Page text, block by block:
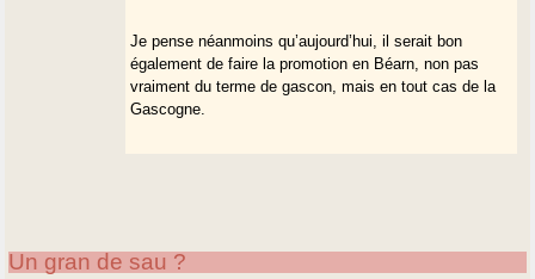
Je pense néanmoins qu’aujourd’hui, il serait bon
également de faire la promotion en Béarn, non pas
vraiment du terme de gascon, mais en tout cas de la
Gascogne.
Un gran de sau ?